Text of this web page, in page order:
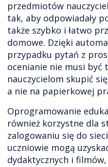
przedmiotów
tak, aby odpowiadały
także szybko i łatwo
domowe. Dzięki
przypadku pytań z
ocenianie nie musi być
nauczycielom skupić
a nie na papierkowej
Oprogramowanie
również korzystne dla
zalogowaniu się do
uczniowie mogą
dydaktycznych i